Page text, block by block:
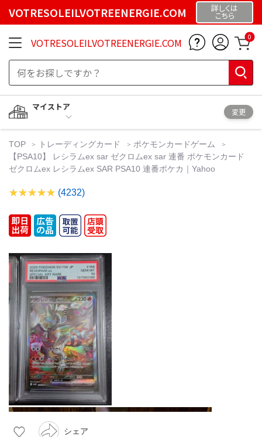
VOTRESOLEILVOTREENERGIE.COM 詳しくは
こちら
VOTRESOLEILVOTREENERGIE.COM 0
マイストア
変更
TOP トレーディングカード
ポケモンカードゲーム
【PSA10】 レシラムex sar ゼクロムex sar 連番 ポケモンカード
ゼクロムex レシラムex SAR PSA10 連番ポケカ｜Yahoo
(4232)
シェア